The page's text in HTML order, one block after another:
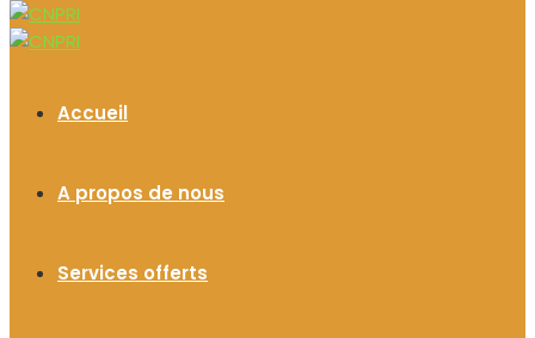
Accueil
A propos de nous
Services offerts